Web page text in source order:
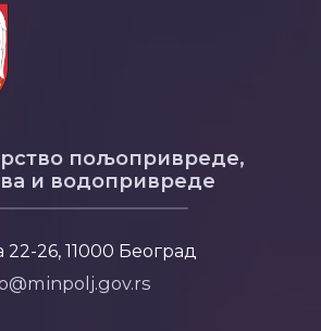
пољопривреде,
и водопривреде
26, 11000 Београд